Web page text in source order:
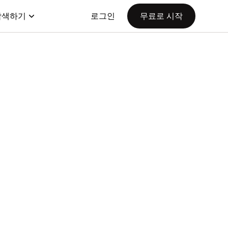
하기 로그인 무료로 시작